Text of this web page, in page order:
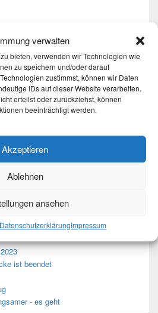
verwalten
bieten, verwenden wir Technologien wie
zu speichern und/oder darauf
zustimmst, können wir Daten
IDs auf dieser Website verarbeiten.
erteilst oder zurückziehst, können
beeinträchtigt werden.
Akzeptieren
Ablehnen
ansehen
DatenschutzerklärungImpressum
Top-Seiten
ist beendet
- es geht